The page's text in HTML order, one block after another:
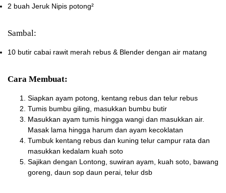
2 buah Jeruk Nipis potong²
Sambal:
10 butir cabai rawit merah rebus & Blender dengan air matang
Cara Membuat:
Siapkan ayam potong, kentang rebus dan telur rebus
Tumis bumbu giling, masukkan bumbu butir
Masukkan ayam tumis hingga wangi dan masukkan air.
Masak lama hingga harum dan ayam kecoklatan
Tumbuk kentang rebus dan kuning telur campur rata dan
masukkan kedalam kuah soto
Sajikan dengan Lontong, suwiran ayam, kuah soto, bawang
goreng, daun sop daun perai, telur dsb